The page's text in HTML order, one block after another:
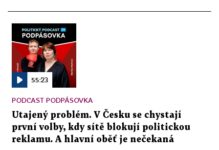
55:23
PODCAST PODPÁSOVKA
Utajený problém. V Česku se chystají
první volby, kdy sítě blokují politickou
reklamu. A hlavní oběť je nečekaná